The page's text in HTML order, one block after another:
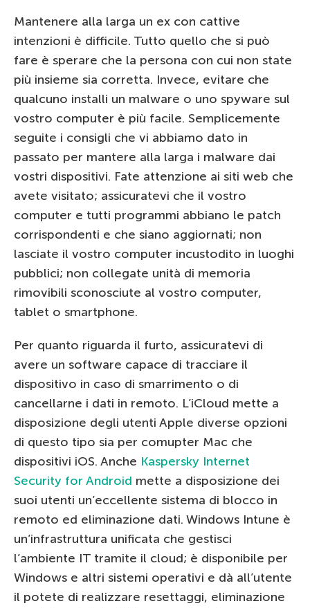
Mantenere alla larga un ex con cattive
intenzioni è difficile. Tutto quello che si può
fare è sperare che la persona con cui non state
più insieme sia corretta. Invece, evitare che
qualcuno installi un malware o uno spyware sul
vostro computer è più facile. Semplicemente
seguite i consigli che vi abbiamo dato in
passato per mantere alla larga i malware dai
vostri dispositivi. Fate attenzione ai siti web che
avete visitato; assicuratevi che il vostro
computer e tutti programmi abbiano le patch
corrispondenti e che siano aggiornati; non
lasciate il vostro computer incustodito in luoghi
pubblici; non collegate unità di memoria
rimovibili sconosciute al vostro computer,
tablet o smartphone.
Per quanto riguarda il furto, assicuratevi di
avere un software capace di tracciare il
dispositivo in caso di smarrimento o di
cancellarne i dati in remoto. L’iCloud mette a
disposizione degli utenti Apple diverse opzioni
di questo tipo sia per comupter Mac che
dispositivi iOS. Anche Kaspersky Internet
Security for Android mette a disposizione dei
suoi utenti un’eccellente sistema di blocco in
remoto ed eliminazione dati. Windows Intune è
un’infrastruttura unificata che gestisci
l’ambiente IT tramite il cloud; è disponibile per
Windows e altri sistemi operativi e dà all’utente
il potete di realizzare resettaggi, eliminazione